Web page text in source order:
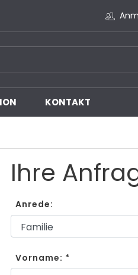
KONTAKT
Ihre
Anrede:
Vorname: *